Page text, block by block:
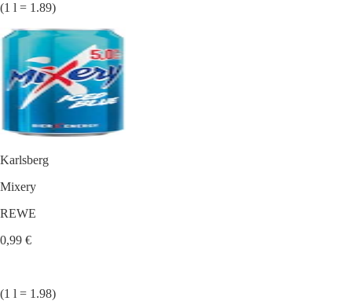
(1 l = 1.89)
Karlsberg
Mixery
REWE
0,99 €
(1 l = 1.98)